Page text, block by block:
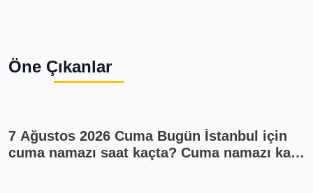
Öne Çıkanlar
7 Ağustos 2026 Cuma Bugün İstanbul için
cuma namazı saat kaçta? Cuma namazı kaç